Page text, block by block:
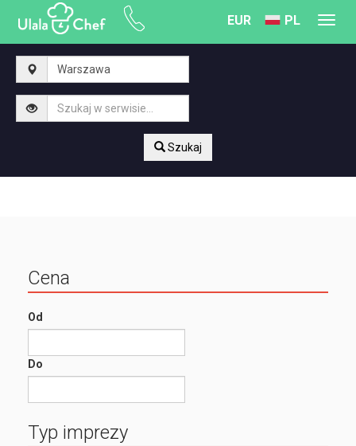
PL
EUR
Szukaj
Cena
Od
Do
Typ imprezy